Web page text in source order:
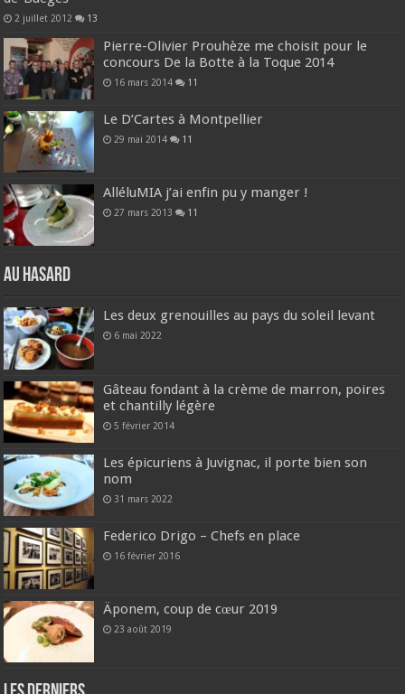
2 juillet 2012 13
Pierre-Olivier Prouhèze me choisit pour le
concours De la Botte à la Toque 2014
16 mars 2014 11
Le D’Cartes à Montpellier
29 mai 2014 11
AlléluMIA j’ai enfin pu y manger !
27 mars 2013 11
Au hasard
Les deux grenouilles au pays du soleil levant
6 mai 2022
Gâteau fondant à la crème de marron, poires
et chantilly légère
5 février 2014
Les épicuriens à Juvignac, il porte bien son
nom
31 mars 2022
Federico Drigo – Chefs en place
16 février 2016
Äponem, coup de cœur 2019
23 août 2019